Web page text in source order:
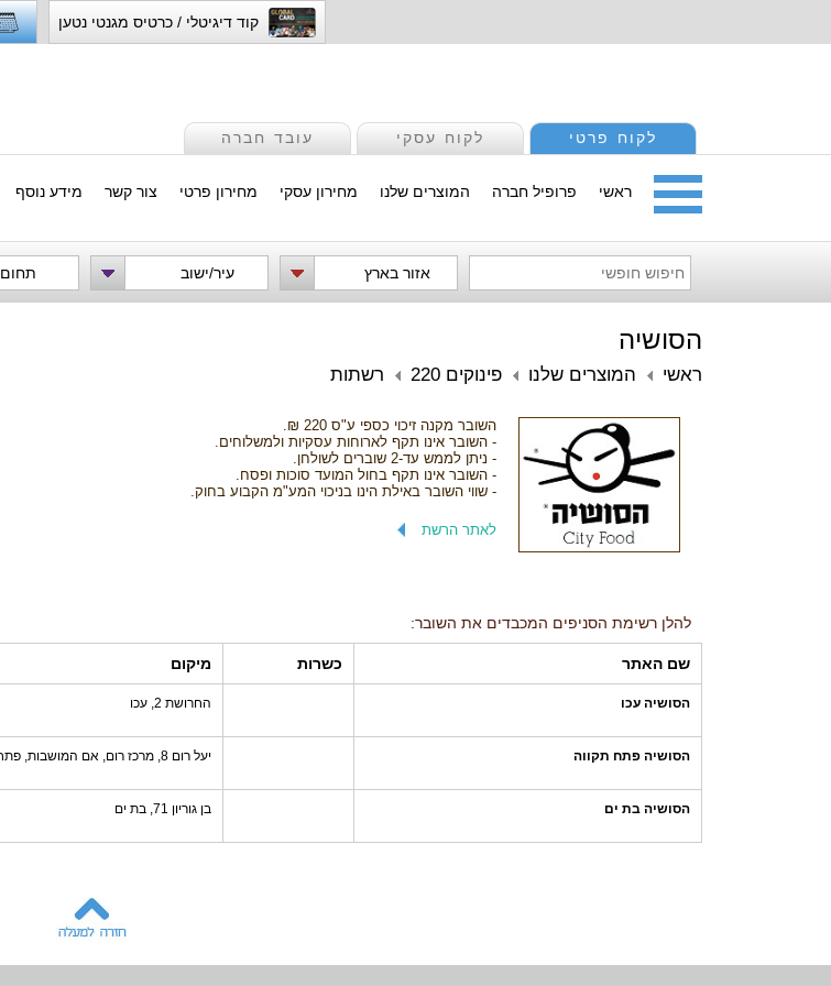
קוד דיגיטלי / כרטיס מגנטי נטען
לקוח פרטי לקוח עסקי עובד חברה
ראשי פרופיל חברה המוצרים שלנו מחירון עסקי מחירון פרטי צור קשר מידע נוסף
אזור בארץ עיר/ישוב תחום
הסושיה
ראשי המוצרים שלנו פינוקים 220 רשתות
השובר מקנה זיכוי כספי ע"ס 220 ₪.
- השובר אינו תקף לארוחות עסקיות ולמשלוחים.
- ניתן לממש עד-2 שוברים לשולחן.
- השובר אינו תקף בחול המועד סוכות ופסח.
- שווי השובר באילת הינו בניכוי המע"מ הקבוע בחוק.
לאתר הרשת
להלן רשימת הסניפים המכבדים את השובר:
שם האתר כשרות מיקום
הסושיה עכו החרושת 2, עכו
הסושיה פתח תקווה יעל רום 8, מרכז רום, אם המושבות, פתח תקווה
הסושיה בת ים בן גוריון 71, בת ים